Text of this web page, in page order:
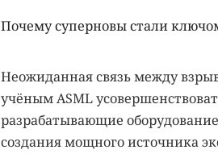
Почему суперновы стали
Неожиданная связь между
учёным ASML
разрабатывающие
создания мощного источника